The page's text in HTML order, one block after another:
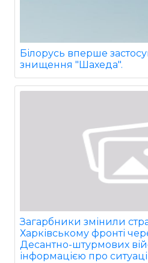
Білорусь вперше
знищення "Шахеда".
Загарбники змінили
Харківському фронті
Десантно-штурмових
інформацією про